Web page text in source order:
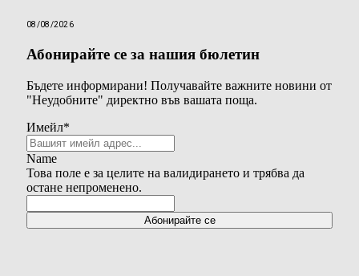
08/08/2026
Абонирайте се за нашия бюлетин
Бъдете информирани! Получавайте важните новини от
"Неудобните" директно във вашата поща.
Имейл*
Name
Това поле е за целите на валидирането и трябва да
остане непроменено.